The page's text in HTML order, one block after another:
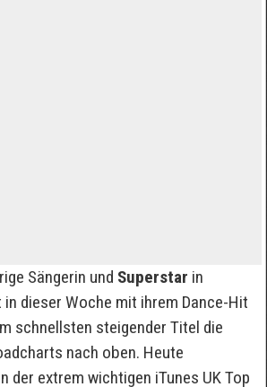
Sängerin und Superstar in
dieser Woche mit ihrem Dance-Hit
schnellsten steigender Titel die
nach oben. Heute
der extrem wichtigen iTunes UK Top